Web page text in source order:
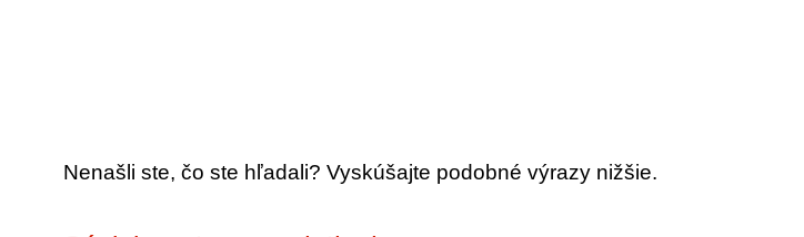
Nenašli ste, čo ste hľadali? Vyskúšajte podobné výrazy nižšie.